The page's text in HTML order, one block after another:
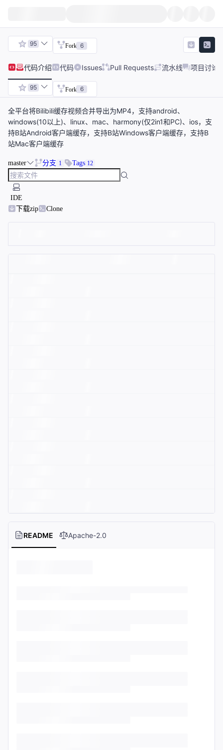
95 Fork 6
代码介绍 代码 Issues Pull Requests 流水线 项目讨论
95 Fork 6
全平台将Bilibili缓存视频合并导出为MP4，支持android、
windows(10以上)、linux、mac、harmony(仅2in1和PC)、ios，支
持B站Android客户端缓存，支持B站Windows客户端缓存，支持B
站Mac客户端缓存
master 分支 1 Tags 12
IDE
下载zip
Clone
README Apache-2.0